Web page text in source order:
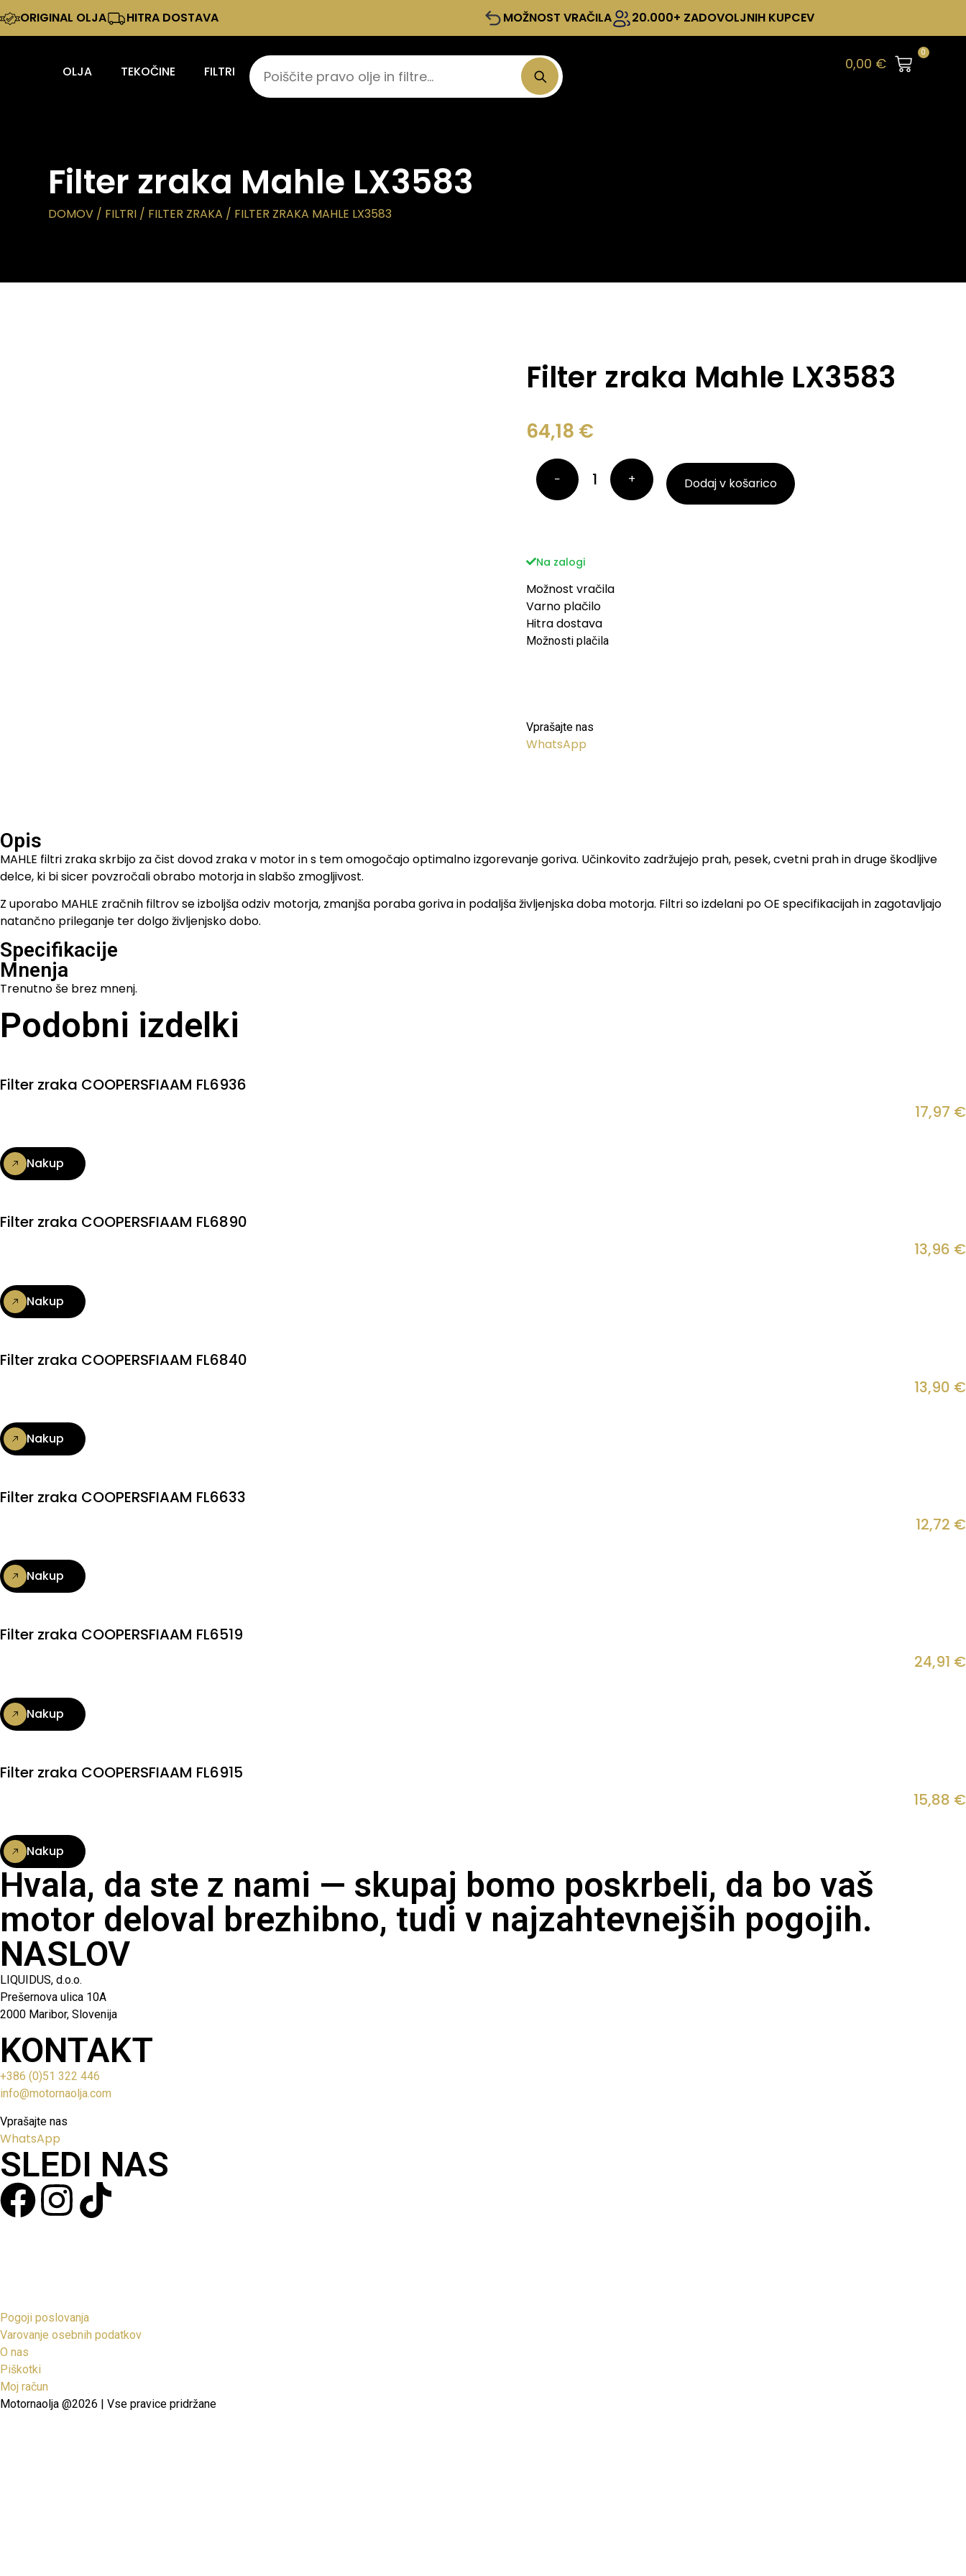
ORIGINAL OLJA HITRA DOSTAVA MOŽNOST VRAČILA 20.000+ ZADOVOLJNIH KUPCEV
OLJA TEKOČINE FILTRI 0,00 €
0
Filter zraka Mahle LX3583
DOMOV / FILTRI / FILTER ZRAKA / FILTER ZRAKA MAHLE LX3583
Filter zraka Mahle LX3583
64,18 €
− + Dodaj v košarico
Na zalogi
Možnost vračila
Varno plačilo
Hitra dostava
Možnosti plačila
Vprašajte nas
WhatsApp
Opis
MAHLE filtri zraka skrbijo za čist dovod zraka v motor in s tem omogočajo optimalno izgorevanje goriva. Učinkovito zadržujejo prah, pesek, cvetni prah in druge škodljive
delce, ki bi sicer povzročali obrabo motorja in slabšo zmogljivost.
Z uporabo MAHLE zračnih filtrov se izboljša odziv motorja, zmanjša poraba goriva in podaljša življenjska doba motorja. Filtri so izdelani po OE specifikacijah in zagotavljajo
natančno prileganje ter dolgo življenjsko dobo.
Specifikacije
Mnenja
Trenutno še brez mnenj.
Podobni izdelki
Filter zraka COOPERSFIAAM FL6936
17,97 €
Nakup
Filter zraka COOPERSFIAAM FL6890
13,96 €
Nakup
Filter zraka COOPERSFIAAM FL6840
13,90 €
Nakup
Filter zraka COOPERSFIAAM FL6633
12,72 €
Nakup
Filter zraka COOPERSFIAAM FL6519
24,91 €
Nakup
Filter zraka COOPERSFIAAM FL6915
15,88 €
Nakup
Hvala, da ste z nami — skupaj bomo poskrbeli, da bo vaš
motor deloval brezhibno, tudi v najzahtevnejših pogojih.
NASLOV
LIQUIDUS, d.o.o.
Prešernova ulica 10A
2000 Maribor, Slovenija
KONTAKT
+386 (0)51 322 446
info@motornaolja.com
Vprašajte nas
WhatsApp
SLEDI NAS
Pogoji poslovanja
Varovanje osebnih podatkov
O nas
Piškotki
Moj račun
Motornaolja @2026 | Vse pravice pridržane